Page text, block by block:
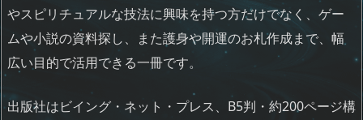
やスピリチュアルな技法に興味を持つ方だけでなく、ゲー
ムや小説の資料探し、また護身や開運のお札作成まで、幅
広い目的で活用できる一冊です。
出版社はビイング・ネット・プレス、B5判・約200ページ構